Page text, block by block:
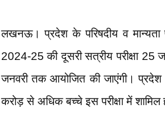
लखनऊ। प्रदेश के परिषदीय व मान्यता
2024-25 की दूसरी सत्रीय परीक्षा 25
जनवरी तक आयोजित की जाएंगी।
करोड़ से अधिक बच्चे इस परीक्षा में शामिल